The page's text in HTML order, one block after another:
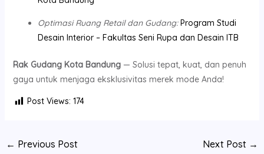
Optimasi Ruang Retail dan Gudang: Program Studi
Desain Interior – Fakultas Seni Rupa dan Desain ITB
Rak Gudang Kota Bandung— Solusi tepat, kuat, dan penuh
gaya untuk menjaga eksklusivitas merek mode Anda!
Post Views: 174
← Previous Post Next Post →